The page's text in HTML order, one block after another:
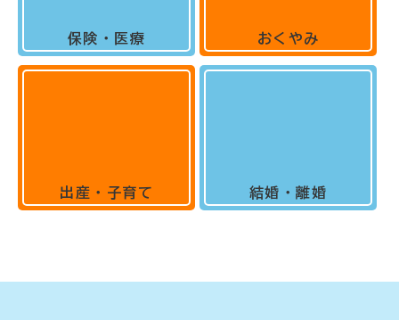
保険・医療
出産・子育て
おくやみ
結婚・離婚